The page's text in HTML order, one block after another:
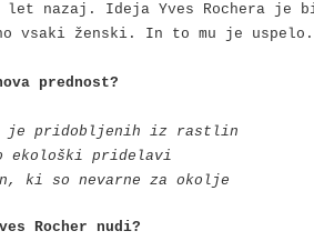
let nazaj. Ideja Yves Rochera je
vsaki ženski. In to mu je uspelo.
prednost?
je pridobljenih iz rastlin
ekološki pridelavi
ki so nevarne za okolje
Rocher nudi?